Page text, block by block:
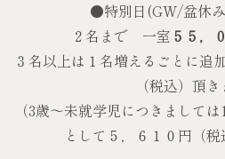
●特別日(GW/盆休
２名まで 一室 ５５，
３名以上は１名増えるごとに追
（税込）頂き
（3歳～未就学児につきまして
として５，６１０円（税